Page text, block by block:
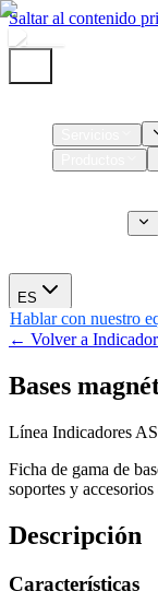
Saltar al contenido
ES
Hablar con nuestro
← Volver a
Bases
Línea Indicadores
Ficha de gama de
soportes y
Descripción
Características